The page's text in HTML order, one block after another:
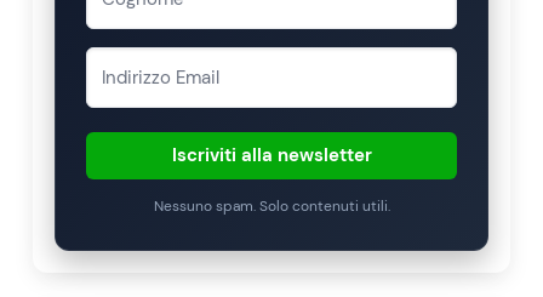
Iscriviti alla newsletter
Nessuno spam. Solo contenuti utili.